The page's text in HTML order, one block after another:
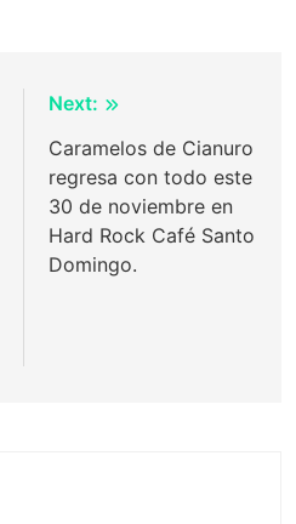
Next:
Caramelos de Cianuro
regresa con todo este
30 de noviembre en
Hard Rock Café Santo
Domingo.